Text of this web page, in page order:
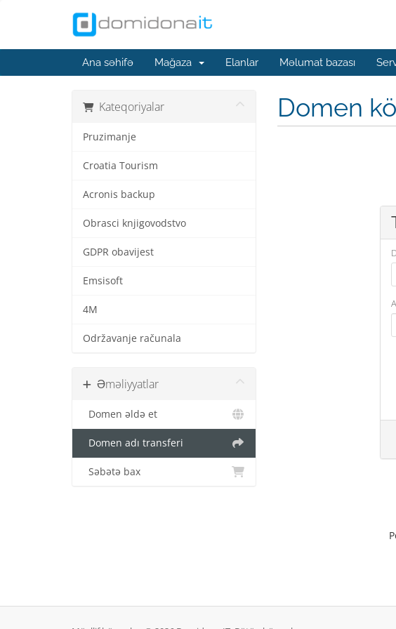
Ana səhifə Mağaza Elanlar Məlumat bazası
Kateqoriyalar
Pruzimanje
Croatia Tourism
Acronis backup
Obrasci knjigovodstvo
GDPR obavijest
Emsisoft
4M
Održavanje računala
Əməliyyatlar
Domen əldə et
Domen adı transferi
Səbətə bax
Domen